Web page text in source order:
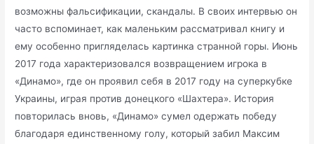
возможны фальсификации, скандалы. В своих интервью он
часто вспоминает, как маленьким рассматривал книгу и
ему особенно пригляделась картинка странной горы. Июнь
2017 года характеризовался возвращением игрока в
«Динамо», где он проявил себя в 2017 году на суперкубке
Украины, играя против донецкого «Шахтера». История
повторилась вновь, «Динамо» сумел одержать победу
благодаря единственному голу, который забил Максим